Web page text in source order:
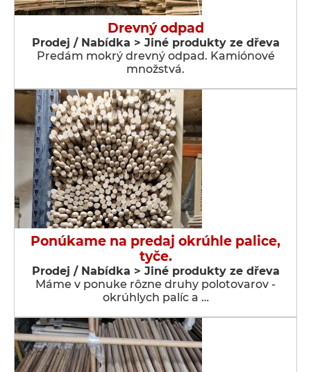
Drevný odpad
Prodej / Nabídka > Jiné produkty ze dřeva
Predám mokrý drevný odpad. Kamiónové
množstvá.
Ponúkame na predaj okrúhle palice,
tyče.
Prodej / Nabídka > Jiné produkty ze dřeva
Máme v ponuke rôzne druhy polotovarov -
okrúhlych palíc a …